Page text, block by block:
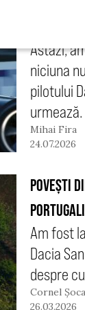
Astăzi,
niciuna
pilotului
urmează.
Mihai Fira
24.07.2026
POVEȘTI
Am fost
Dacia
despre
Cornel
26.03.2026